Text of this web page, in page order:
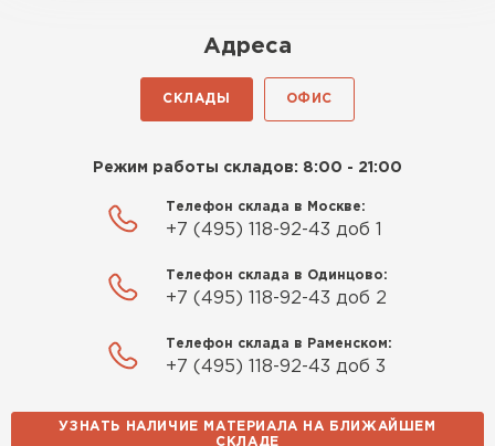
Адреса
СКЛАДЫ ОФИС
Режим работы складов: 8:00 - 21:00
Телефон склада в Москве:
+7 (495) 118-92-43 доб 1
Телефон склада в Одинцово:
+7 (495) 118-92-43 доб 2
Телефон склада в Раменском:
+7 (495) 118-92-43 доб 3
УЗНАТЬ НАЛИЧИЕ МАТЕРИАЛА НА БЛИЖАЙШЕМ
СКЛАДЕ